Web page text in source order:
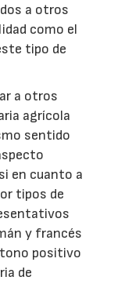
a otros
como el
tipo de
a otros
agrícola
sentido
en cuanto a
tipos de
y francés
positivo
de